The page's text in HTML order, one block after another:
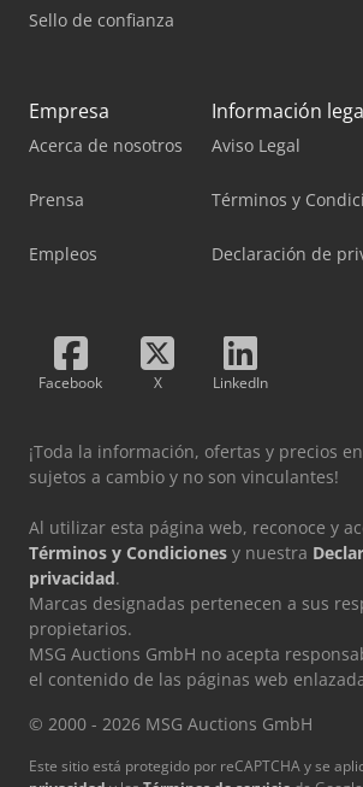
Sello de confianza
Empresa
Acerca de nosotros
Prensa
Empleos
Información
Aviso Legal
Términos y
Declaración de
Facebook X LinkedIn
¡Toda la información, ofertas y precios
sujetos a cambio y no son vinculantes!
Al utilizar esta página web, reconoce y
Términos y Condiciones y nuestra
privacidad.
Marcas designadas pertenecen a sus
propietarios.
MSG Auctions GmbH no acepta
el contenido de las páginas web
© 2000 - 2026 MSG Auctions GmbH
Este sitio está protegido por reCAPTCHA y se